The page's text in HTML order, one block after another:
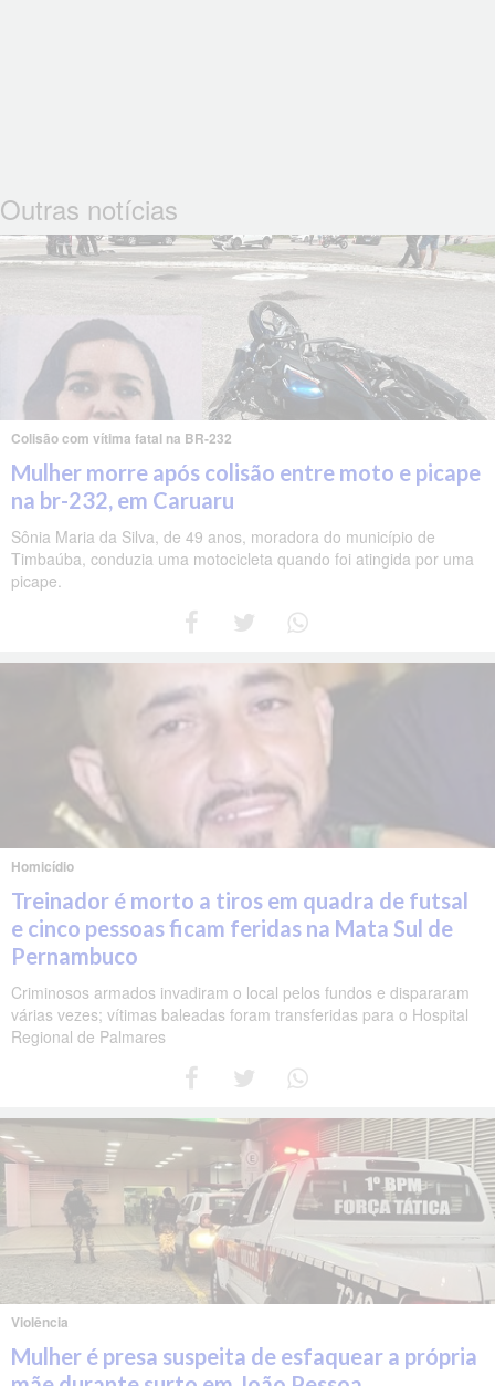
Outras notícias
Colisão com vítima fatal na BR-232
Mulher morre após colisão entre moto e picape
na br-232, em Caruaru
Sônia Maria da Silva, de 49 anos, moradora do município de
Timbaúba, conduzia uma motocicleta quando foi atingida por uma
picape.
Homicídio
Treinador é morto a tiros em quadra de futsal
e cinco pessoas ficam feridas na Mata Sul de
Pernambuco
Criminosos armados invadiram o local pelos fundos e dispararam
várias vezes; vítimas baleadas foram transferidas para o Hospital
Regional de Palmares
Violência
Mulher é presa suspeita de esfaquear a própria